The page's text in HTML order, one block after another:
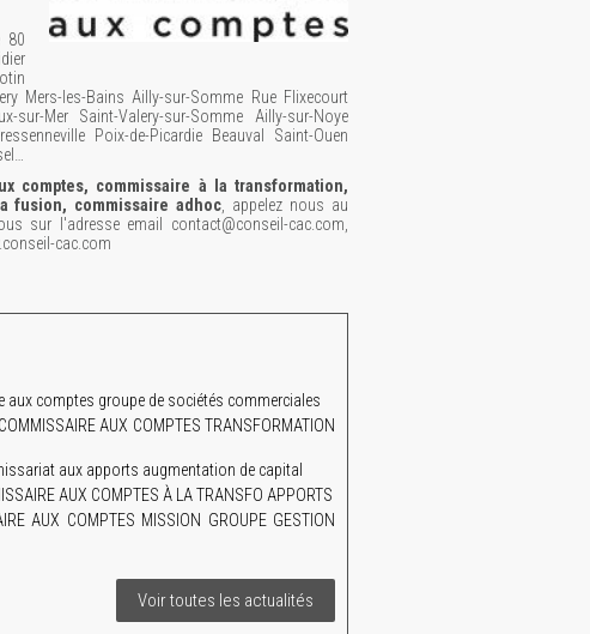
80
Mers-les-Bains Ailly-sur-Somme Rue Flixecourt
sur-Mer Saint-Valery-sur-Somme Ailly-sur-Noye
Poix-de-Picardie Beauval Saint-Ouen
comptes, commissaire à la transformation,
fusion, commissaire adhoc , appelez nous au
sur l'adresse email contact@conseil-cac.com,
cac.com
comptes groupe de sociétés commerciales
AUX COMPTES TRANSFORMATION
aux apports augmentation de capital
AUX COMPTES À LA TRANSFO APPORTS
AUX COMPTES MISSION GROUPE GESTION
Voir toutes les actualités